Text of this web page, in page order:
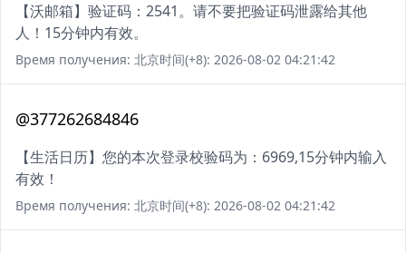
【沃邮箱】验证码：2541。请不要把验证码泄露给其他
人！15分钟内有效。
Время получения: 北京时间(+8): 2026-08-02 04:21:42
@377262684846
【生活日历】您的本次登录校验码为：6969,15分钟内输入
有效！
Время получения: 北京时间(+8): 2026-08-02 04:21:42